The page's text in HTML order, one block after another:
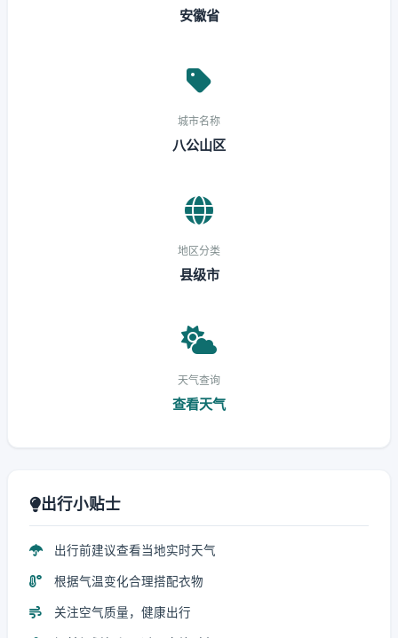
安徽省
城市名称
八公山区
地区分类
县级市
天气查询
查看天气
出行小贴士
出行前建议查看当地实时天气
根据气温变化合理搭配衣物
关注空气质量，健康出行